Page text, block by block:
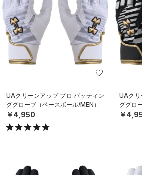
UAクリーンアップ プロ バッティン
ググローブ（ベースボール/MEN）
￥4,950
UAクリ
ググロ
￥